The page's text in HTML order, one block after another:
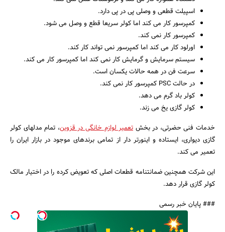
اسپیلت قطعی و وصلی پی در پی دارد.
کمپرسور کار می کند اما کولر سریعا قطع و وصل می شود.
کمپرسور کار نمی کند.
اورلود کار می کند اما کمپرسور نمی تواند کار کند.
سیستم سرمایش و گرمایش کار نمی کند اما کمپرسور کار می کند.
سرعت فن در همه حالات یکسان است.
در حالت PSC کمپرسور کار نمی کند.
کولر باد گرم می دهد.
کولر گازی یخ می زند.
خدمات فنی حضرتی، در بخش تعمیر لوازم خانگی در قزوین، تمام مدلهای کولر
گازی دیواری، ایستاده و اینورتر دار از تمامی برندهای موجود در بازار ایران را
تعمیر می کند.
این شرکت همچنین ضمانتنامه قطعات اصلی که تعویض کرده را در اختیار مالک
کولر گازی قرار دهد.
### پایان خبر رسمی